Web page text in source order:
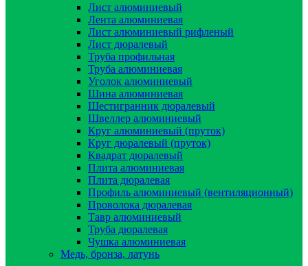
Лист алюминиевый
Лента алюминиевая
Лист алюминиевый рифленый
Лист дюралевый
Труба профильная
Труба алюминиевая
Уголок алюминиевый
Шина алюминиевая
Шестигранник дюралевый
Швеллер алюминиевый
Круг алюминиевый (пруток)
Круг дюралевый (пруток)
Квадрат дюралевый
Плита алюминиевая
Плита дюралевая
Профиль алюминиевый (вентиляционный)
Проволока дюралевая
Тавр алюминиевый
Труба дюралевая
Чушка алюминиевая
Медь, бронза, латунь